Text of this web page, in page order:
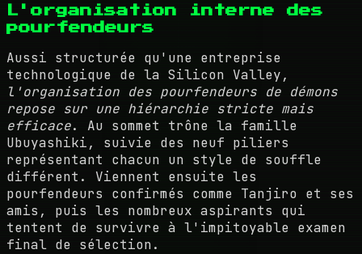
L'organisation interne des
pourfendeurs
Aussi structurée qu'une entreprise
technologique de la Silicon Valley,
l'organisation des pourfendeurs de démons
repose sur une hiérarchie stricte mais
efficace. Au sommet trône la famille
Ubuyashiki, suivie des neuf piliers
représentant chacun un style de souffle
différent. Viennent ensuite les
pourfendeurs confirmés comme Tanjiro et ses
amis, puis les nombreux aspirants qui
tentent de survivre à l'impitoyable examen
final de sélection.